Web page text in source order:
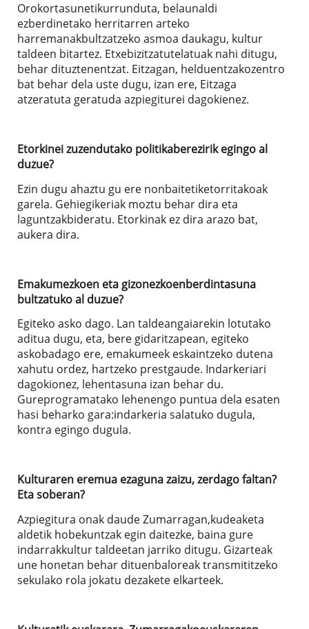
Orokortasunetikurrunduta, belaunaldi
ezberdinetako herritarren arteko
harremanakbultzatzeko asmoa daukagu, kultur
taldeen bitartez. Etxebizitzatutelatuak nahi ditugu,
behar dituztenentzat. Eitzagan, helduentzakozentro
bat behar dela uste dugu, izan ere, Eitzaga
atzeratuta geratuda azpiegiturei dagokienez.
Etorkinei zuzendutako politikaberezirik egingo al
duzue?
Ezin dugu ahaztu gu ere nonbaitetiketorritakoak
garela. Gehiegikeriak moztu behar dira eta
laguntzakbideratu. Etorkinak ez dira arazo bat,
aukera dira.
Emakumezkoen eta gizonezkoenberdintasuna
bultzatuko al duzue?
Egiteko asko dago. Lan taldeangaiarekin lotutako
aditua dugu, eta, bere gidaritzapean, egiteko
askobadago ere, emakumeek eskaintzeko dutena
xahutu ordez, hartzeko prestgaude. Indarkeriari
dagokionez, lehentasuna izan behar du.
Gureprogramatako lehenengo puntua dela esaten
hasi beharko gara:indarkeria salatuko dugula,
kontra egingo dugula.
Kulturaren eremua ezaguna zaizu, zerdago faltan?
Eta soberan?
Azpiegitura onak daude Zumarragan,kudeaketa
aldetik hobekuntzak egin daitezke, baina gure
indarrakkultur taldeetan jarriko ditugu. Gizarteak
une honetan behar dituenbaloreak transmititzeko
sekulako rola jokatu dezakete elkarteek.